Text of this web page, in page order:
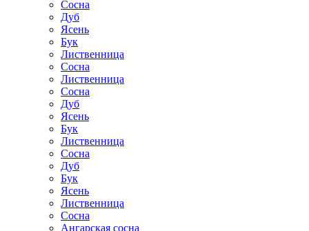
Сосна
Дуб
Ясень
Бук
Лиственница
Сосна
Лиственница
Сосна
Дуб
Ясень
Бук
Лиственница
Сосна
Дуб
Бук
Ясень
Лиственница
Сосна
Ангарская сосна